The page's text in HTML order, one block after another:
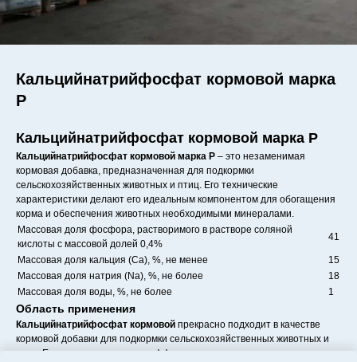
Кальцийнатрийфосфат кормовой марка
Р
Кальцийнатрийфосфат кормовой марка Р
Кальцийнатрийфосфат кормовой марка Р – это незаменимая
кормовая добавка, предназначенная для подкормки
сельскохозяйственных животных и птиц. Его технические
характеристики делают его идеальным компонентом для обогащения
корма и обеспечения животных необходимыми минералами.
Массовая доля фосфора, растворимого в растворе соляной
кислоты с массовой долей 0,4%
41
Массовая доля кальция (Ca), %, не менее
15
Массовая доля натрия (Na), %, не более
18
Массовая доля воды, %, не более
1
Область применения
Кальцийнатрийфосфат кормовой прекрасно подходит в качестве
кормовой добавки для подкормки сельскохозяйственных животных и
птиц. Его высокое качество и эффективность делают его незаменимым